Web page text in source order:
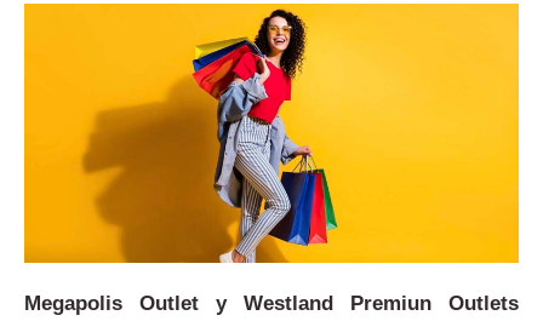
Megapolis Outlet y Westland Premiun Outlets